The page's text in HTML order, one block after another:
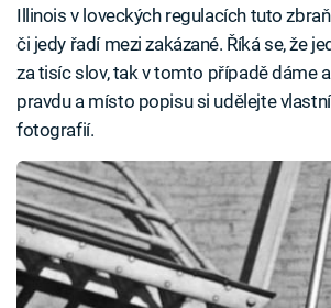
Illinois v loveckých regulacích tuto
či jedy řadí mezi zakázané. Říká se, že
za tisíc slov, tak v tomto případě dáme
pravdu a místo popisu si udělejte
fotografií.